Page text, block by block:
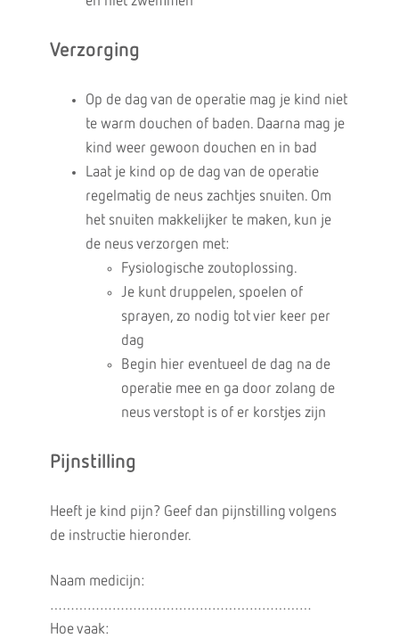
Verzorging
Op de dag van de operatie mag je kind niet
te warm douchen of baden. Daarna mag je
kind weer gewoon douchen en in bad
Laat je kind op de dag van de operatie
regelmatig de neus zachtjes snuiten. Om
het snuiten makkelijker te maken, kun je
de neus verzorgen met:
Fysiologische zoutoplossing.
Je kunt druppelen, spoelen of
sprayen, zo nodig tot vier keer per
dag
Begin hier eventueel de dag na de
operatie mee en ga door zolang de
neus verstopt is of er korstjes zijn
Pijnstilling
Heeft je kind pijn? Geef dan pijnstilling volgens
de instructie hieronder.
Naam medicijn:
………………………………………………………
Hoe vaak: